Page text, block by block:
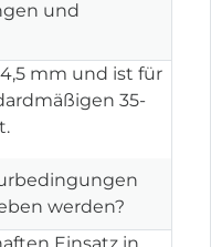
und
mm und ist für
35-
werden?
Einsatz in